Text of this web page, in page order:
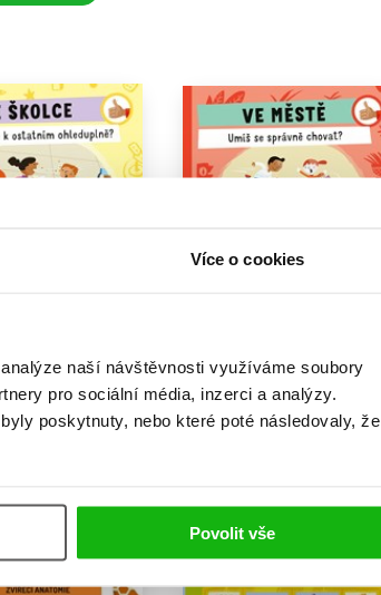
Více o cookies
naší návštěvnosti využíváme soubory
pro sociální média, inzerci a analýzy.
poskytnuty, nebo které poté následovaly, že
Povolit vše
Radka Píro
Kč 229 Kč
Radka Píro
183 Kč229 Kč